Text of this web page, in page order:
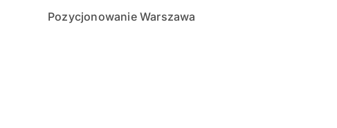
Pozycjonowanie Warszawa